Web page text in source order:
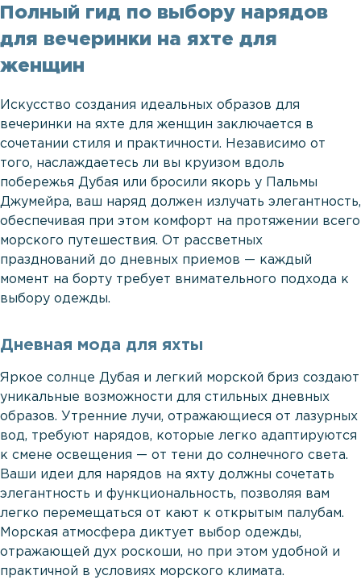
Полный гид по выбору нарядов
для вечеринки на яхте для
женщин
Искусство создания идеальных образов для
вечеринки на яхте для женщин заключается в
сочетании стиля и практичности. Независимо от
того, наслаждаетесь ли вы круизом вдоль
побережья Дубая или бросили якорь у Пальмы
Джумейра, ваш наряд должен излучать элегантность,
обеспечивая при этом комфорт на протяжении всего
морского путешествия. От рассветных
празднований до дневных приемов — каждый
момент на борту требует внимательного подхода к
выбору одежды.
Дневная мода для яхты
Яркое солнце Дубая и легкий морской бриз создают
уникальные возможности для стильных дневных
образов. Утренние лучи, отражающиеся от лазурных
вод, требуют нарядов, которые легко адаптируются
к смене освещения — от тени до солнечного света.
Ваши идеи для нарядов на яхту должны сочетать
элегантность и функциональность, позволяя вам
легко перемещаться от кают к открытым палубам.
Морская атмосфера диктует выбор одежды,
отражающей дух роскоши, но при этом удобной и
практичной в условиях морского климата.